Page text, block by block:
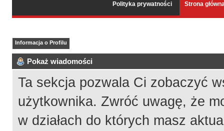
Polityka prywatności Strona
Informacja o Profilu
Pokaż wiadomości
Ta sekcja pozwala Ci zobaczyć
użytkownika. Zwróć uwagę, że
w działach do których masz